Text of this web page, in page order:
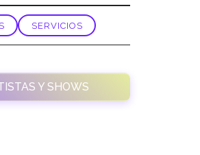
SERVICIOS
Y SHOWS